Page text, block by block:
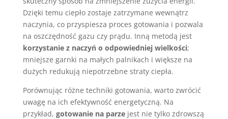
Dzięki temu ciepło zostaje zatrzymane wewnątrz
naczynia, co przyspiesza proces gotowania i pozwala
na oszczędność gazu czy prądu. Inną metodą jest
korzystanie z naczyń o odpowiedniej wielkości;
mniejsze garnki na małych palnikach i większe na
dużych redukują niepotrzebne straty ciepła.
Porównując różne techniki gotowania, warto zwrócić
uwagę na ich efektywność energetyczną. Na
przykład, gotowanie na parzejest nie tylko zdrowszą